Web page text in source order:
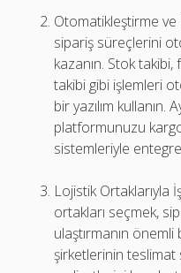
Otomatikleştirme
sipariş süreçlerini
kazanın. Stok
takibi gibi işlemleri
bir yazılım kullanın.
platformunuzu
sistemleriyle
Lojistik Ortaklarıyla
ortakları seçmek,
ulaştırmanın önemli
şirketlerinin teslimat